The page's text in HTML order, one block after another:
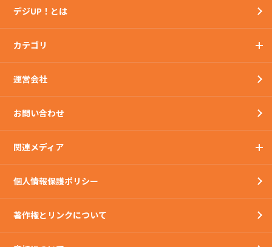
デジUP！とは
カテゴリ
運営会社
お問い合わせ
関連メディア
個人情報保護ポリシー
著作権とリンクについて